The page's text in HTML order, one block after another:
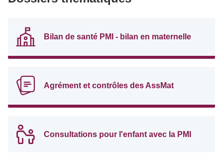
Bilan de santé PMI - bilan en maternelle
Agrément et contrôles des AssMat
Consultations pour l'enfant avec la PMI